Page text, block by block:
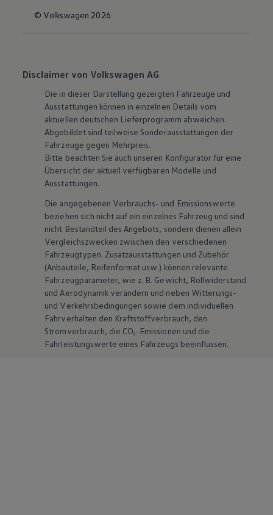
© Volkswagen 2026
Disclaimer von Volkswagen AG
Die in dieser Darstellung gezeigten Fahrzeuge und
Ausstattungen können in einzelnen Details vom
aktuellen deutschen Lieferprogramm abweichen.
Abgebildet sind teilweise Sonderausstattungen der
Fahrzeuge gegen Mehrpreis.
Bitte beachten Sie auch unseren Konfigurator für eine
Übersicht der aktuell verfügbaren Modelle und
Ausstattungen.
Die angegebenen Verbrauchs- und Emissionswerte
beziehen sich nicht auf ein einzelnes Fahrzeug und sind
nicht Bestandteil des Angebots, sondern dienen allein
Vergleichszwecken zwischen den verschiedenen
Fahrzeugtypen. Zusatzausstattungen und Zubehör
(Anbauteile, Reifenformat usw.) können relevante
Fahrzeugparameter, wie z. B. Gewicht, Rollwiderstand
und Aerodynamik verändern und neben Witterungs-
und Verkehrsbedingungen sowie dem individuellen
Fahrverhalten den Kraftstoffverbrauch, den
Stromverbrauch, die CO₂-Emissionen und die
Fahrleistungswerte eines Fahrzeugs beeinflussen.